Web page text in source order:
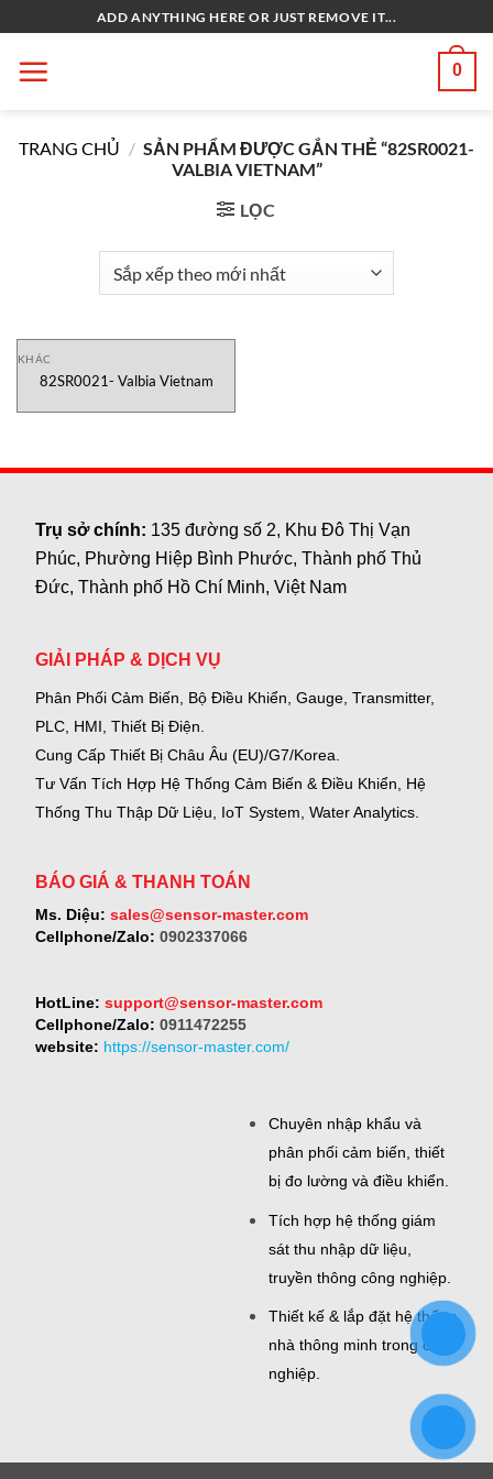
qua
nội
ADD ANYTHING HERE OR JUST REMOVE IT...
0
TRANG CHỦ / SẢN PHẨM ĐƯỢC GẮN THẺ “82SR0021-
VALBIA VIETNAM”
LỌC
KHÁC
82SR0021- Valbia Vietnam
Trụ sở chính: 135 đường số 2, Khu Đô Thị Vạn
Phúc, Phường Hiệp Bình Phước, Thành phố Thủ
Đức, Thành phố Hồ Chí Minh, Việt Nam
GIẢI PHÁP & DỊCH VỤ
Phân Phối Cảm Biến, Bộ Điều Khiển, Gauge, Transmitter,
PLC, HMI, Thiết Bị Điện.
Cung Cấp Thiết Bị Châu Âu (EU)/G7/Korea.
Tư Vấn Tích Hợp Hệ Thống Cảm Biến & Điều Khiển, Hệ
Thống Thu Thập Dữ Liệu, IoT System, Water Analytics.
BÁO GIÁ & THANH TOÁN
Ms. Diệu: sales@sensor-master.com
Cellphone/Zalo: 0902337066
HotLine: support@sensor-master.com
Cellphone/Zalo: 0911472255
website: https://sensor-master.com/
Chuyên nhập khẩu và
phân phối cảm biến, thiết
bị đo lường và điều khiển.
Tích hợp hệ thống giám
sát thu nhập dữ liệu,
truyền thông công nghiệp.
Thiết kế & lắp đặt hệ thống
nhà thông minh trong công
nghiệp.